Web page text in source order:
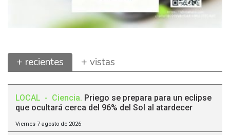
+ recientes + vistas
LOCAL - Ciencia. Priego se prepara para un eclipse
que ocultará cerca del 96% del Sol al atardecer
Viernes 7 agosto de 2026